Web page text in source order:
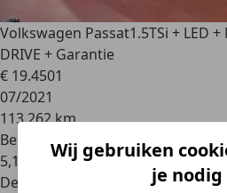
Volkswagen Passat1.5TSi + LED +
DRIVE + Garantie
€ 19.4501
07/2021
113.262 km
Benzine
5,1 l/100 km (comb.)
Dealer
Wij gebruiken
je